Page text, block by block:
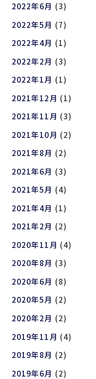
2022年6月 (3)
2022年5月 (7)
2022年4月 (1)
2022年2月 (3)
2022年1月 (1)
2021年12月 (1)
2021年11月 (3)
2021年10月 (2)
2021年8月 (2)
2021年6月 (3)
2021年5月 (4)
2021年4月 (1)
2021年2月 (2)
2020年11月 (4)
2020年8月 (3)
2020年6月 (8)
2020年5月 (2)
2020年2月 (2)
2019年11月 (4)
2019年8月 (2)
2019年6月 (2)